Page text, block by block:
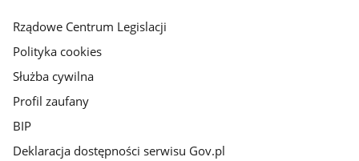
Rządowe Centrum Legislacji
Polityka cookies
Służba cywilna
Profil zaufany
BIP
Deklaracja dostępności serwisu Gov.pl